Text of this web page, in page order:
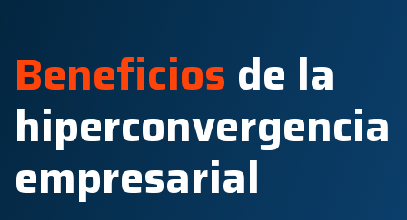
Beneficios de la
hiperconvergencia
empresarial